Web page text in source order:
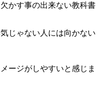
かす事の出来ない教科書
じゃない人には向かない
ージがしやすいと感じま